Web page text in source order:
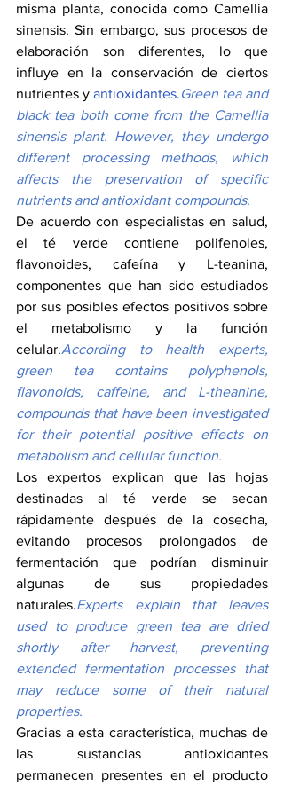
misma planta, conocida como Camellia
sinensis. Sin embargo, sus procesos de
elaboración son diferentes, lo que
influye en la conservación de ciertos
nutrientes y antioxidantes.Green tea and
black tea both come from the Camellia
sinensis plant. However, they undergo
different processing methods, which
affects the preservation of specific
nutrients and antioxidant compounds.
De acuerdo con especialistas en salud,
el té verde contiene polifenoles,
flavonoides, cafeína y L-teanina,
componentes que han sido estudiados
por sus posibles efectos positivos sobre
el metabolismo y la función
celular.According to health experts,
green tea contains polyphenols,
flavonoids, caffeine, and L-theanine,
compounds that have been investigated
for their potential positive effects on
metabolism and cellular function.
Los expertos explican que las hojas
destinadas al té verde se secan
rápidamente después de la cosecha,
evitando procesos prolongados de
fermentación que podrían disminuir
algunas de sus propiedades
naturales.Experts explain that leaves
used to produce green tea are dried
shortly after harvest, preventing
extended fermentation processes that
may reduce some of their natural
properties.
Gracias a esta característica, muchas de
las sustancias antioxidantes
permanecen presentes en el producto